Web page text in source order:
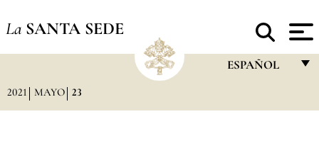
La SANTA SEDE
ESPAÑOL
2021 MAYO 23